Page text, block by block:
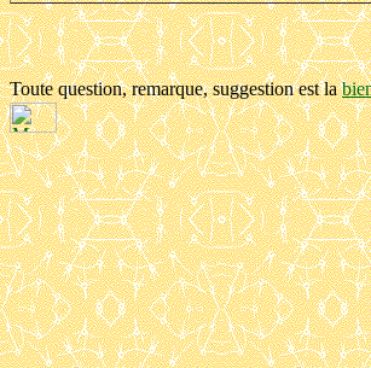
Toute question, remarque, suggestion estla